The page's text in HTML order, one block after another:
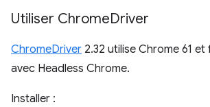
Utiliser ChromeDriver
ChromeDriver 2.32 utilise Chrome 61
avec Headless Chrome.
Installer :